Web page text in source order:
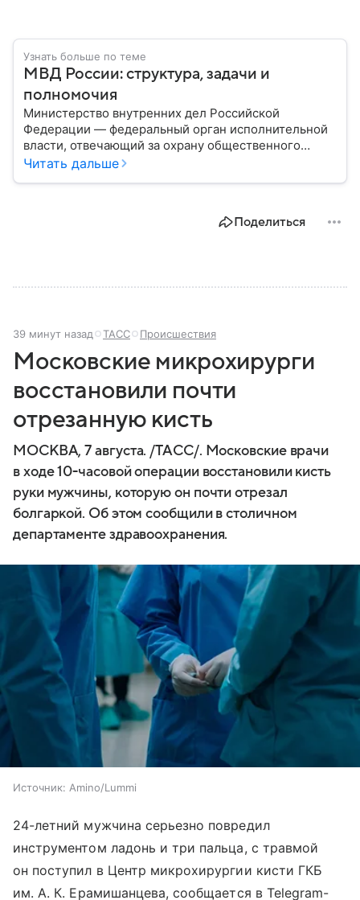
Узнать больше по теме
МВД России: структура, задачи и
полномочия
Министерство внутренних дел Российской
Федерации — федеральный орган исполнительной
власти, отвечающий за охрану общественного
порядка, борьбу с преступностью, обеспечение
России, какие задачи выполняет министерство, как
Читать дальше
Поделиться
39 минут назад ТАСС Происшествия
Московские микрохирурги
восстановили почти
отрезанную кисть
МОСКВА, 7 августа. /ТАСС/. Московские врачи
в ходе 10-часовой операции восстановили кисть
руки мужчины, которую он почти отрезал
болгаркой. Об этом сообщили в столичном
департаменте здравоохранения.
Источник: Amino/Lummi
24-летний мужчина серьезно повредил
инструментом ладонь и три пальца, с травмой
он поступил в Центр микрохирургии кисти ГКБ
им. А. К. Ерамишанцева, сообщается в Telegram-